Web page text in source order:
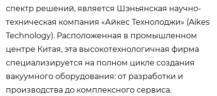
спектр решений, является Шэньянская научно-
техническая компания «Айкес Технолоджи» (Aikes
Technology). Расположенная в промышленном
центре Китая, эта высокотехнологичная фирма
специализируется на полном цикле создания
вакуумного оборудования: от разработки и
производства до комплексного сервиса.